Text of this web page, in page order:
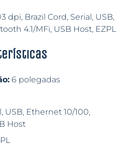
dpi, Brazil Cord, Serial, USB,
4.1/MFi, USB Host, EZPL
6 polegadas
USB, Ethernet 10/100,
Host